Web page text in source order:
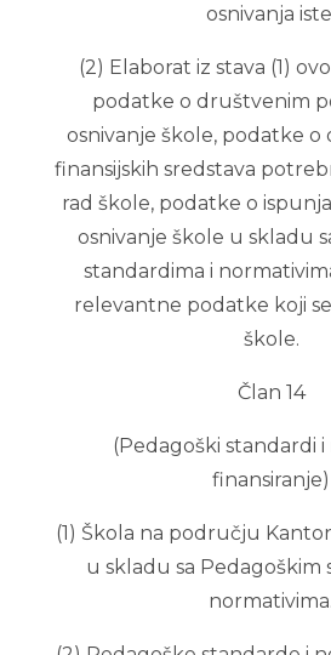
osnivanja
(2) Elaborat iz stava (1)
podatke o društvenim
osnivanje škole, podatke o
finansijskih sredstava
rad škole, podatke o
osnivanje škole u skladu
standardima i
relevantne podatke koji
škole.
Član 14
(Pedagoški standardi i
finansiranje)
(1) Škola na području
u skladu sa Pedagoškim
normativima.